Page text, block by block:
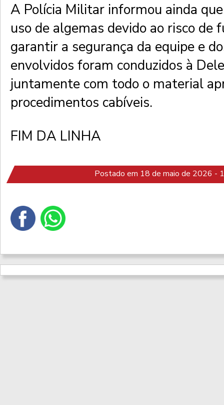
A Polícia Militar informou ainda
uso de algemas devido ao risco de
garantir a segurança da equipe e
envolvidos foram conduzidos à
juntamente com todo o material
procedimentos cabíveis.
FIM DA LINHA
Postado em 18 de maio de 2026 -